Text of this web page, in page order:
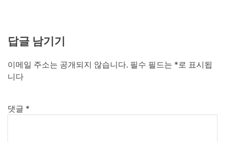
답글 남기기
이메일 주소는 공개되지 않습니다. 필수 필드는 *로 표시됩
니다
댓글 *